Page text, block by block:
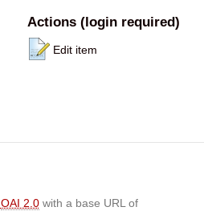
Actions (login required)
Edit item
OAI 2.0with a base URL of